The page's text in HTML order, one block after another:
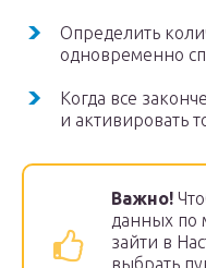
Определить
одновременно
Когда все
и активировать
Важно!
данных по
зайти в
выбрать